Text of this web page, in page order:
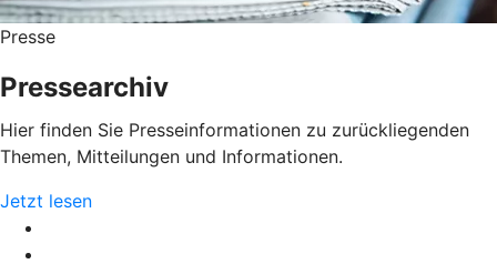
Presse
Pressearchiv
Hier finden Sie Presseinformationen zu zurückliegenden
Themen, Mitteilungen und Informationen.
Jetzt lesen